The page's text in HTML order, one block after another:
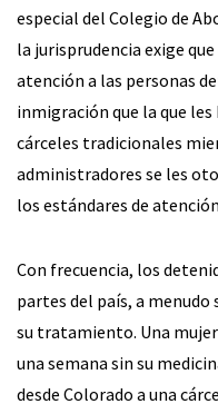
especial del Colegio de
la jurisprudencia exige
atención a las personas
inmigración que la que
cárceles tradicionales
administradores se les
los estándares de
Con frecuencia, los
partes del país, a
su tratamiento. Una mujer
una semana sin su
desde Colorado a una